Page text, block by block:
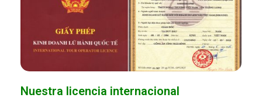
Nuestra licencia internacional